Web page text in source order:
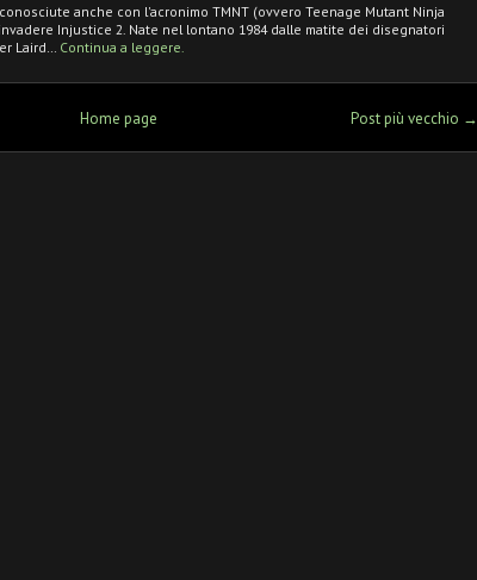
anche con l'acronimo TMNT (ovvero Teenage Mutant Ninja
Injustice 2. Nate nel lontano 1984 dalle matite dei disegnatori
Laird…
Continua a leggere.
Post più vecchio →
Home page